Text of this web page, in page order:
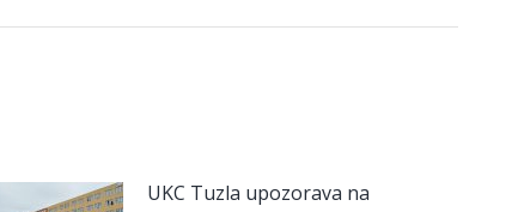
UKC Tuzla upozorava na